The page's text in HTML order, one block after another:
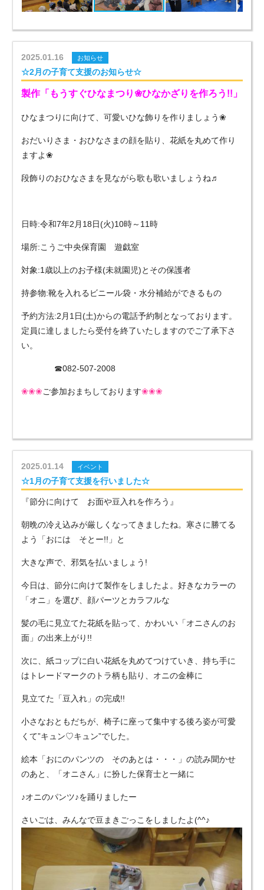
2025.01.16 お知らせ
☆2月の子育て支援のお知らせ☆
製作「もうすぐひなまつり❀ひなかざりを作ろう!!」
ひなまつりに向けて、可愛いひな飾りを作りましょう❀
おだいりさま・おひなさまの顔を貼り、花紙を丸めて作り
ますよ❀
段飾りのおひなさまを見ながら歌も歌いましょうね♬
日時:令和7年2月18日(火)10時～11時
場所:こうご中央保育園 遊戯室
対象:1歳以上のお子様(未就園児)とその保護者
持参物:靴を入れるビニール袋・水分補給ができるもの
予約方法:2月1日(土)からの電話予約制となっております。
定員に達しましたら受付を終了いたしますのでご了承下さ
い。
☎082-507-2008
❀❀❀ご参加おまちしております❀❀❀
2025.01.14 イベント
☆1月の子育て支援を行いました☆
『節分に向けて お面や豆入れを作ろう』
朝晩の冷え込みが厳しくなってきましたね。寒さに勝てる
よう「おには そとー!!」と
大きな声で、邪気を払いましょう!
今日は、節分に向けて製作をしましたよ。好きなカラーの
「オニ」を選び、顔パーツとカラフルな
髪の毛に見立てた花紙を貼って、かわいい「オニさんのお
面」の出来上がり!!
次に、紙コップに白い花紙を丸めてつけていき、持ち手に
はトレードマークのトラ柄も貼り、オニの金棒に
見立てた「豆入れ」の完成!!
小さなおともだちが、椅子に座って集中する後ろ姿が可愛
くて”キュン♡キュン”でした。
絵本「おにのパンツの そのあとは・・・」の読み聞かせ
のあと、「オニさん」に扮した保育士と一緒に
♪オニのパンツ♪を踊りましたー
さいごは、みんなで豆まきごっこをしましたよ(^^♪